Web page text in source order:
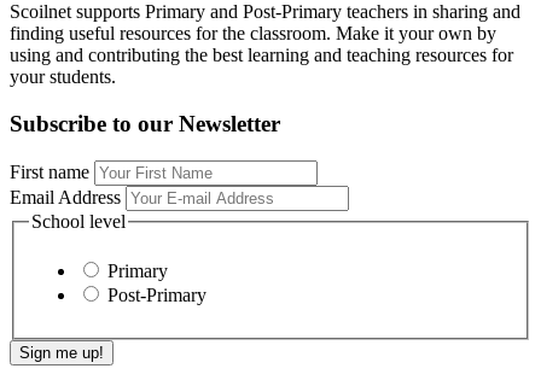
Scoilnet supports Primary and Post-Primary teachers in sharing and
finding useful resources for the classroom. Make it your own by
using and contributing the best learning and teaching resources for
your students.
Subscribe to our Newsletter
First name
Email Address
School level
Primary
Post-Primary